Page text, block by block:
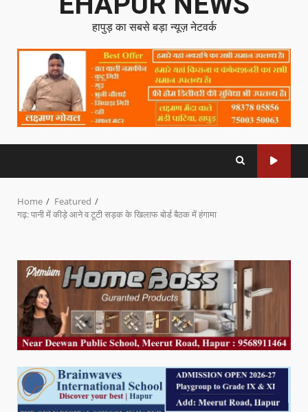
हापुड़ का सबसे बड़ा न्यूज़ नेटवर्क
Home
Featured
गढ़: पानी में कीड़े आने व टूटी सड़क के खिलाफ बोर्ड बैठक में हंगामा